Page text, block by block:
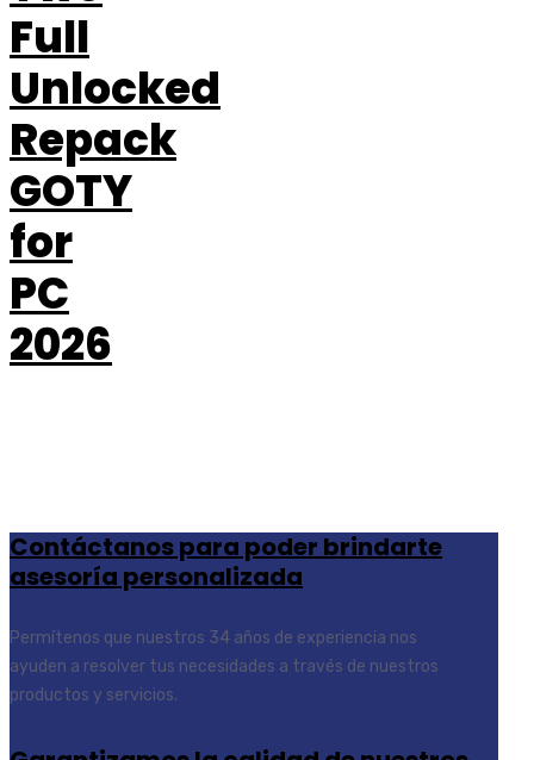
Full
Unlocked
Repack
GOTY
for
PC
2026
Contáctanos para poder brindarte
asesoría personalizada
Permítenos que nuestros 34 años de experiencia nos
ayuden a resolver tus necesidades a través de nuestros
productos y servicios.